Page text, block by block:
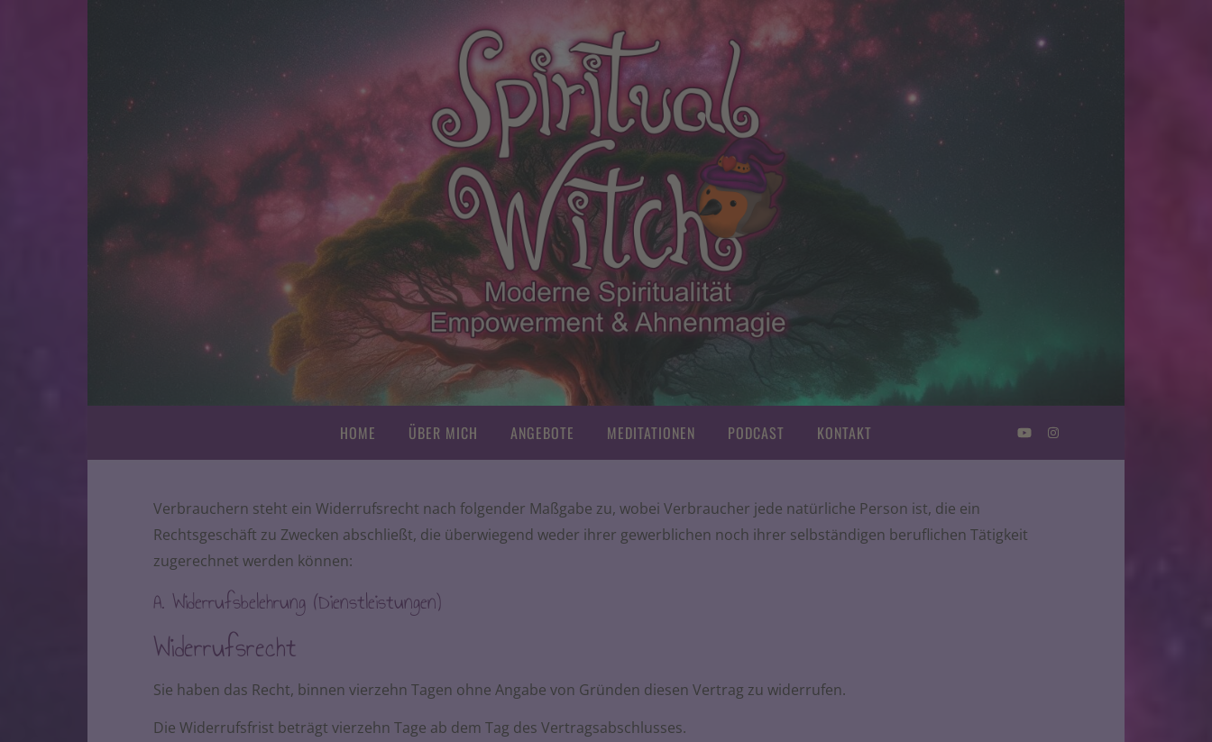
HOME ÜBER MICH ANGEBOTE MEDITATIONEN PODCAST KONTAKT
Verbrauchern steht ein Widerrufsrecht nach folgender Maßgabe zu, wobei Verbraucher jede natürliche Person ist, die ein
Rechtsgeschäft zu Zwecken abschließt, die überwiegend weder ihrer gewerblichen noch ihrer selbständigen beruflichen Tätigkeit
zugerechnet werden können:
A. Widerrufsbelehrung (Dienstleistungen)
Widerrufsrecht
Sie haben das Recht, binnen vierzehn Tagen ohne Angabe von Gründen diesen Vertrag zu widerrufen.
Die Widerrufsfrist beträgt vierzehn Tage ab dem Tag des Vertragsabschlusses.